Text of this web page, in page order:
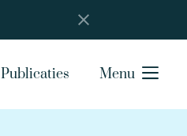
Publicaties Menu